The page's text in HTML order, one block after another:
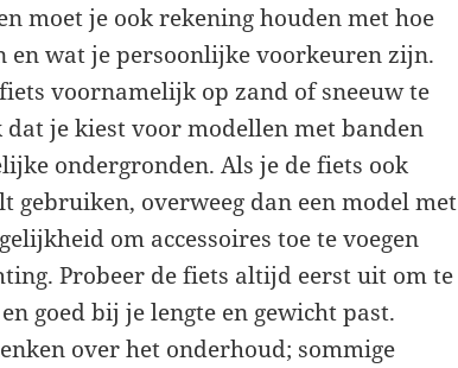
moet je ook rekening houden met hoe
en wat je persoonlijke voorkeuren zijn.
voornamelijk op zand of sneeuw te
je kiest voor modellen met banden
ondergronden. Als je de fiets ook
overweeg dan een model met
om accessoires toe te voegen
Probeer de fiets altijd eerst uit om te
goed bij je lengte en gewicht past.
over het onderhoud; sommige